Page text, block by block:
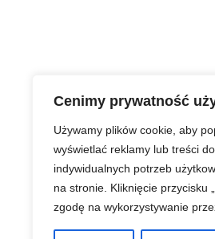
Cenimy prywatność
Używamy plików cookie, aby
wyświetlać reklamy lub treści
indywidualnych potrzeb
na stronie. Kliknięcie przycisku
zgodę na wykorzystywanie